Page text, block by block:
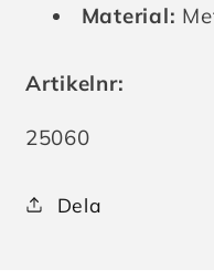
Material:
Artikelnr:
25060
Dela